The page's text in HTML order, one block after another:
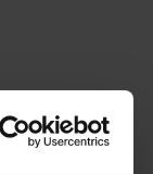
14 jours